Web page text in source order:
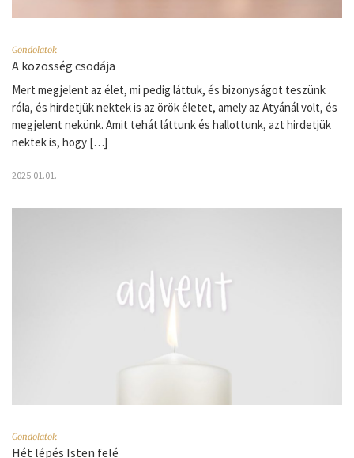
Gondolatok
A közösség csodája
Mert megjelent az élet, mi pedig láttuk, és bizonyságot teszünk
róla, és hirdetjük nektek is az örök életet, amely az Atyánál volt, és
megjelent nekünk. Amit tehát láttunk és hallottunk, azt hirdetjük
nektek is, hogy […]
2025.01.01.
Gondolatok
Hét lépés Isten felé